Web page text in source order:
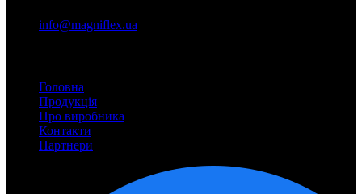
info@magniflex.ua
Головна
Продукція
Про виробника
Контакти
Партнери